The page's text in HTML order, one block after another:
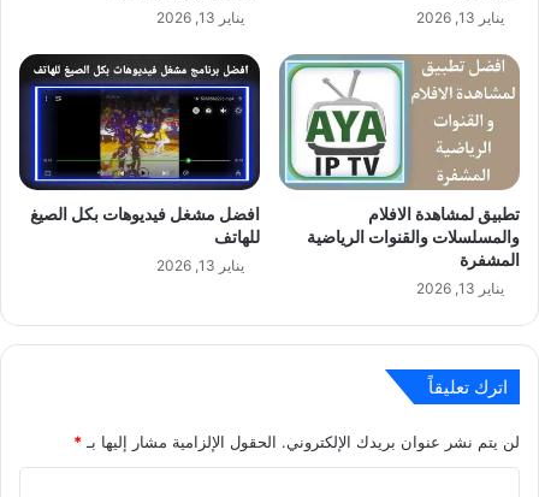
يناير 13, 2026 يناير 13, 2026
تطبيق لمشاهدة الافلام
والمسلسلات والقنوات الرياضية
المشفرة
يناير 13, 2026
افضل مشغل فيديوهات بكل الصيغ
للهاتف
يناير 13, 2026
اترك تعليقاً
لن يتم نشر عنوان بريدك الإلكتروني. الحقول الإلزامية مشار إليها بـ *